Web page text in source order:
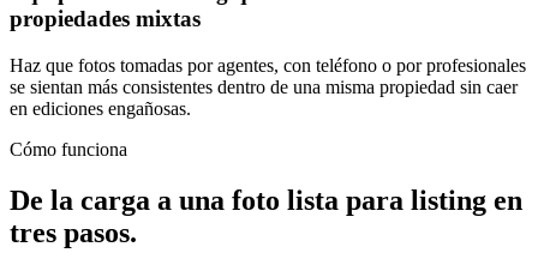
propiedades mixtas
Haz que fotos tomadas por agentes, con teléfono o por profesionales
se sientan más consistentes dentro de una misma propiedad sin caer
en ediciones engañosas.
Cómo funciona
De la carga a una foto lista para listing en
tres pasos.